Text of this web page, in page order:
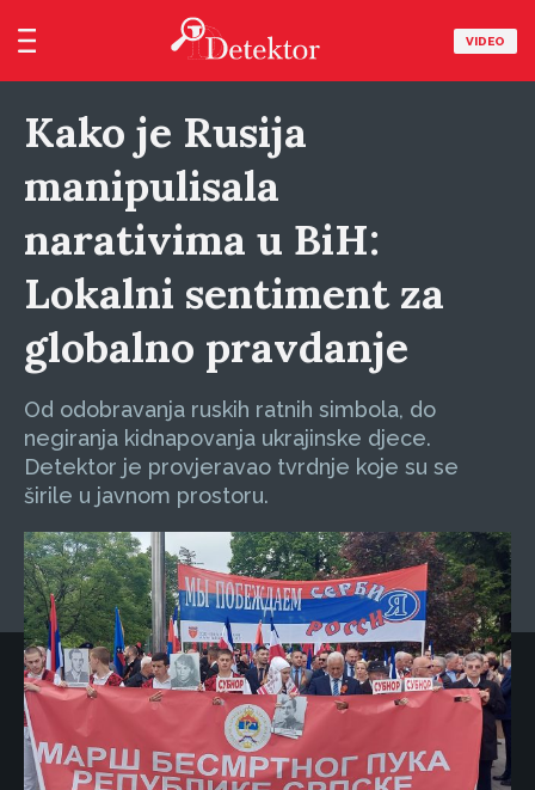
VIDEO
Kako je Rusija
manipulisala
narativima u BiH:
Lokalni sentiment za
globalno pravdanje
Od odobravanja ruskih ratnih simbola, do
negiranja kidnapovanja ukrajinske djece.
Detektor je provjeravao tvrdnje koje su se
širile u javnom prostoru.